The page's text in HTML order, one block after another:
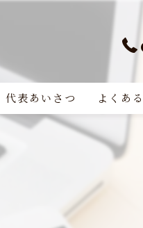
代表あいさつ よくあ